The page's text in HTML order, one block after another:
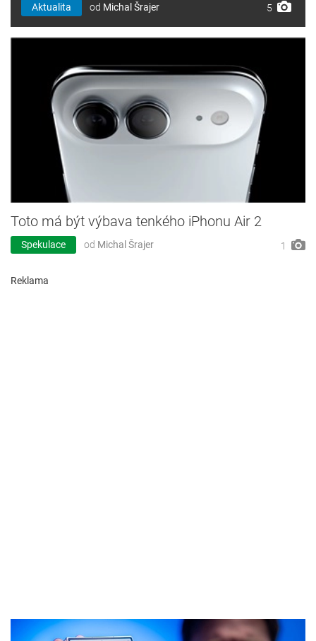
Aktualita od Michal Šrajer 5
Toto má být výbava tenkého iPhonu Air 2
Spekulace od Michal Šrajer 1
Reklama